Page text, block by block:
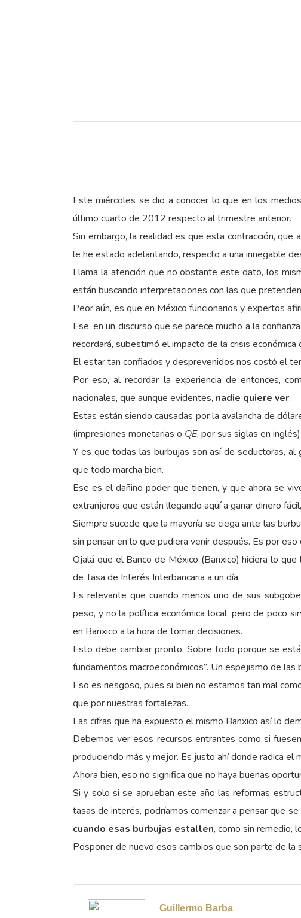
Este miércoles se dio a conocer lo que en los
último cuarto de 2012 respecto al trimestre anterior.
Sin embargo, la realidad es que esta contracción, que
le he estado adelantando, respecto a una innegable
Llama la atención que no obstante este dato, los
están buscando interpretaciones con las que
Peor aún, es que en México funcionarios y expertos
Ese, en un discurso que se parece mucho a la
recordará, subestimó el impacto de la crisis económica
El estar tan confiados y desprevenidos nos costó el
Por eso, al recordar la experiencia de entonces,
nacionales, que aunque evidentes, nadie quiere ver.
Estas están siendo causadas por la avalancha de
(impresiones monetarias o QE, por sus siglas en
Y es que todas las burbujas son así de seductoras,
que todo marcha bien.
Ese es el dañino poder que tienen, y que ahora se
extranjeros que están llegando aquí a ganar dinero
Siempre sucede que la mayoría se ciega ante las
sin pensar en lo que pudiera venir después. Es por
Ojalá que el Banco de México (Banxico) hiciera lo
de Tasa de Interés Interbancaria a un día.
Es relevante que cuando menos uno de sus
peso, y no la política económica local, pero de poco
en Banxico a la hora de tomar decisiones.
Esto debe cambiar pronto. Sobre todo porque se
fundamentos macroeconómicos”. Un espejismo de las
Eso es riesgoso, pues si bien no estamos tan mal
que por nuestras fortalezas.
Las cifras que ha expuesto el mismo Banxico así lo
Debemos ver esos recursos entrantes como si
produciendo más y mejor. Es justo ahí donde radica el
Ahora bien, eso no significa que no haya buenas
Si y solo si se aprueban este año las reformas
tasas de interés, podríamos comenzar a pensar que
cuando esas burbujas estallen, como sin remedio,
Posponer de nuevo esos cambios que son parte de
Guillermo Barba